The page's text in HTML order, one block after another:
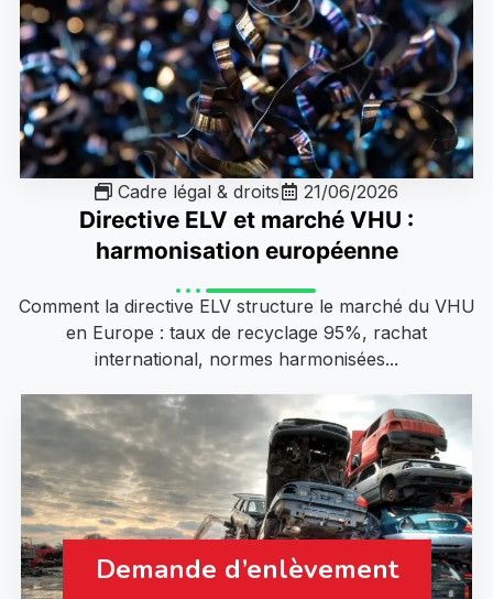
Cadre légal & droits 21/06/2026
Directive ELV et marché VHU :
harmonisation européenne
Comment la directive ELV structure le marché du VHU
en Europe : taux de recyclage 95%, rachat
international, normes harmonisées...
Demande d’enlèvement